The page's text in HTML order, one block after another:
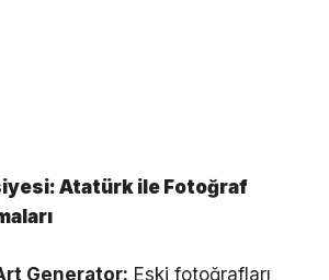
Atatürk ile Fotoğraf
Generator: Eski fotoğrafları